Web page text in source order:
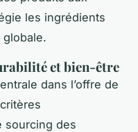
les ingrédients
et bien-être
dans l’offre de
sourcing des